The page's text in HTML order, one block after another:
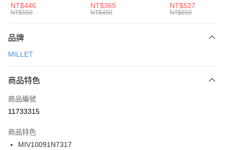
元大商業銀行
台灣樂天信用卡公司
AFTEE先享後付
【關於「AFTEE先享後付」】
便利好安心！
３．安心：先確認商品／服務後，再付款。
【「AFTEE先享後付」結帳流程】
１．於結帳方式選擇「AFTEE先享後付」後，將跳轉至「AFTEE先享後付」
２．訂單成立數日內，您將收到繳費通知簡訊。
３．收到繳費通知簡訊後14天內，點擊此簡訊中的連結，可透過四大超商／
ATM／網路銀行／等多元方式進行付款，方視為交易完成。
運送方式
每筆NT$100，滿NT$1,500(含以上)免運費
宅配
每筆NT$100，滿NT$1,500(含以上)免運費
付款後門市自取
每筆NT$100，滿NT$1,500(含以上)免運費
中統襪 FZ3393100
NT$446
NT$550
EMBRDY 男女 短統襪
FZ3073133
NT$365
NT$450
BA5871010
NT$527
NT$650
品牌
MILLET
商品特色
商品編號
11733315
商品特色
MIV10091N7317